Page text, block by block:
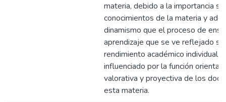
materia, debido a la importancia
conocimientos de la materia y
dinamismo que el proceso de
aprendizaje que se ve reflejado
rendimiento académico individual,
influenciado por la función
valorativa y proyectiva de los
esta materia.